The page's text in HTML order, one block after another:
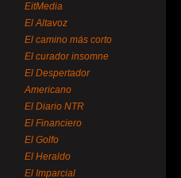
EitMedia
El Altavoz
El camino más corto
El curador insomne
El Despertador
Americano
El Diario NTR
El Financiero
El Golfo
El Heraldo
El Imparcial